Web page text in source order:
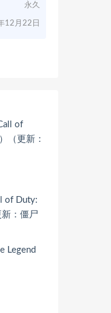
永久
12月22日
of Duty:
新：僵尸